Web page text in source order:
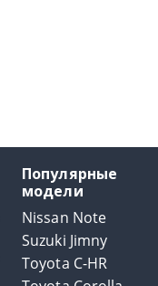
Популярные
модели
Nissan Note
Suzuki Jimny
Toyota C-HR